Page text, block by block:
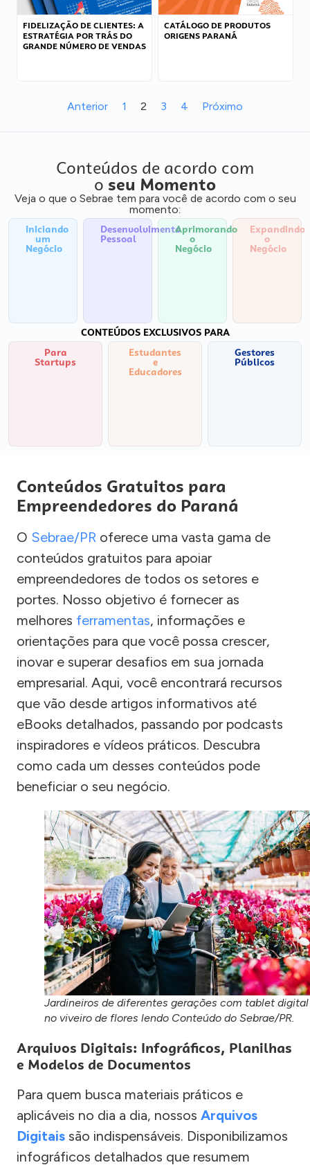
FIDELIZAÇÃO DE CLIENTES: A
ESTRATÉGIA POR TRÁS DO
GRANDE NÚMERO DE VENDAS
CATÁLOGO DE PRODUTOS
ORIGENS PARANÁ
Anterior 1 2 3 4 Próximo
Conteúdos de acordo com
o seu Momento
Veja o que o Sebrae tem para você de acordo com o seu
momento:
Iniciando
um
Negócio
Desenvolvimento
Pessoal
Aprimorando
o
Negócio
Expandindo
o
Negócio
CONTEÚDOS EXCLUSIVOS PARA
Para
Startups
Estudantes
e
Educadores
Gestores
Públicos
Conteúdos Gratuitos para
Empreendedores do Paraná
O Sebrae/PR oferece uma vasta gama de
conteúdos gratuitos para apoiar
empreendedores de todos os setores e
portes. Nosso objetivo é fornecer as
melhores ferramentas, informações e
orientações para que você possa crescer,
inovar e superar desafios em sua jornada
empresarial. Aqui, você encontrará recursos
que vão desde artigos informativos até
eBooks detalhados, passando por podcasts
inspiradores e vídeos práticos. Descubra
como cada um desses conteúdos pode
beneficiar o seu negócio.
Jardineiros de diferentes gerações com tablet digital
no viveiro de flores lendo Conteúdo do Sebrae/PR.
Arquivos Digitais: Infográficos, Planilhas
e Modelos de Documentos
Para quem busca materiais práticos e
aplicáveis no dia a dia, nossos Arquivos
Digitais são indispensáveis. Disponibilizamos
infográficos detalhados que resumem